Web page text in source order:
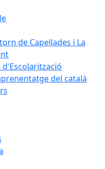
de Capellades i La
del català